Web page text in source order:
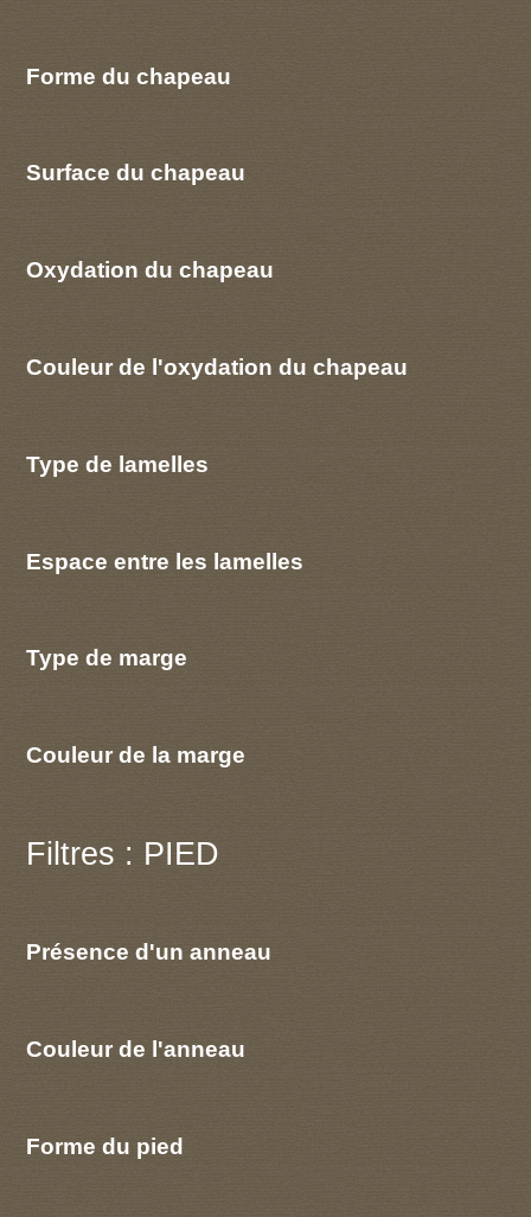
Forme du chapeau
Surface du chapeau
Oxydation du chapeau
Couleur de l'oxydation du chapeau
Type de lamelles
Espace entre les lamelles
Type de marge
Couleur de la marge
Filtres : PIED
Présence d'un anneau
Couleur de l'anneau
Forme du pied